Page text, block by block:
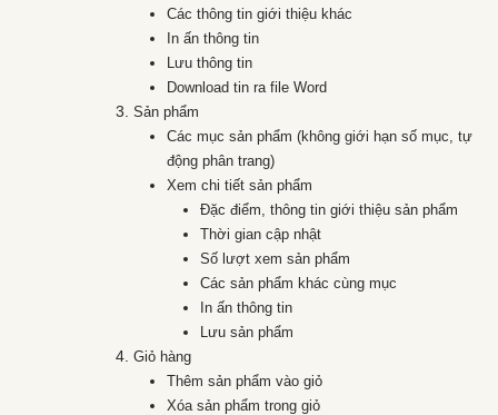
Các thông tin giới thiệu khác
In ấn thông tin
Lưu thông tin
Download tin ra file Word
Sản phẩm
Các mục sản phẩm (không giới hạn số mục, tự
động phân trang)
Xem chi tiết sản phẩm
Đặc điểm, thông tin giới thiệu sản phẩm
Thời gian cập nhật
Số lượt xem sản phẩm
Các sản phẩm khác cùng mục
In ấn thông tin
Lưu sản phẩm
Giỏ hàng
Thêm sản phẩm vào giỏ
Xóa sản phẩm trong giỏ